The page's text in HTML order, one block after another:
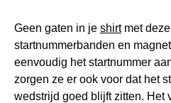
Geen gaten in je shirtmet
startnummerbanden en
eenvoudig het startnummer
zorgen ze er ook voor dat het
wedstrijd goed blijft zitten. Het